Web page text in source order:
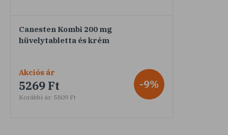
Canesten Kombi 200 mg
hüvelytabletta és krém
Akciós ár
5269 Ft
Korábbi ár: 5809 Ft
-9%